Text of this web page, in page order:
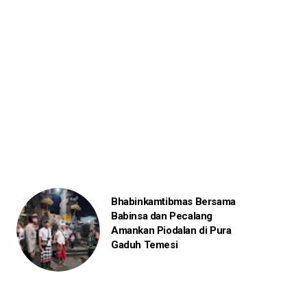
Bhabinkamtibmas Bersama
Babinsa dan Pecalang
Amankan Piodalan di Pura
Gaduh Temesi